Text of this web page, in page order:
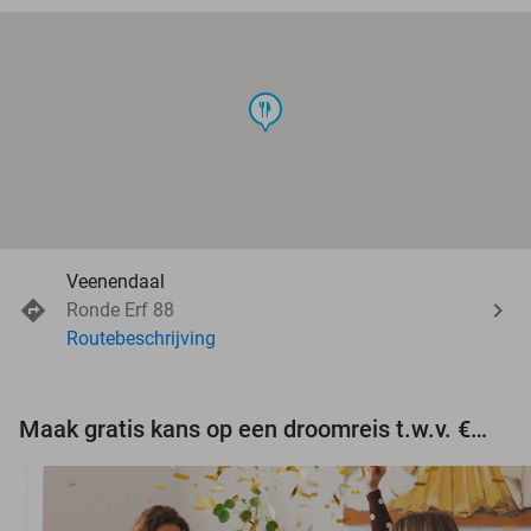
food
Veenendaal
Ronde Erf 88
Routebeschrijving
Maak gratis kans op een droomreis t.w.v. €3.000!